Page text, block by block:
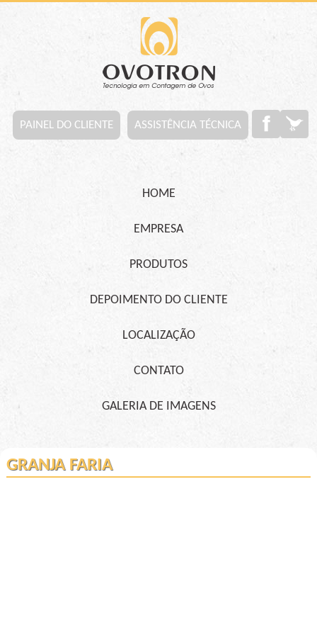
PAINEL DO CLIENTE ASSISTÊNCIA TÉCNICA
HOME
EMPRESA
PRODUTOS
DEPOIMENTO DO CLIENTE
LOCALIZAÇÃO
CONTATO
GALERIA DE IMAGENS
GRANJA FARIA